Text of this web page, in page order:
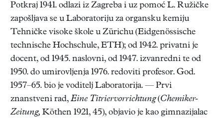
Potkraj 1941. odlazi iz Zagreba i uz pomoć L. Ružičke
zapošljava se u Laboratoriju za organsku kemiju
Tehničke visoke škole u Zürichu (Eidgenössische
technische Hochschule, ETH); od 1942. privatni je
docent, od 1945. naslovni, od 1947. izvanredni te od
1950. do umirovljenja 1976. redoviti profesor. God.
1957–65. bio je voditelj Laboratorija. — Prvi
znanstveni rad, Eine Titriervorrichtung(Chemiker-
Zeitung, Köthen 1921, 45), objavio je kao gimnazijalac